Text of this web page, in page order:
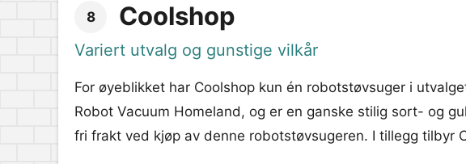
8 Coolshop
Variert utvalg og gunstige vilkår
For øyeblikket har Coolshop kun én robotstøvsuger i
Robot Vacuum Homeland, og er en ganske stilig sort- og
fri frakt ved kjøp av denne robotstøvsugeren. I tillegg tilbyr